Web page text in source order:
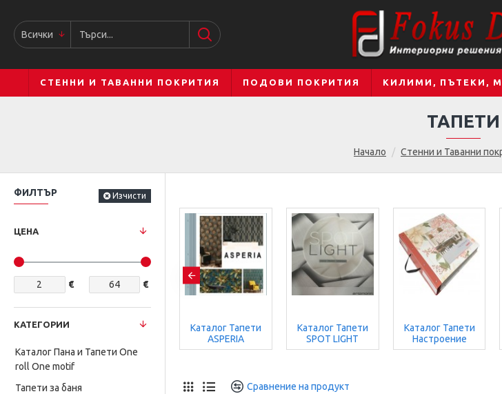
Всички
СТЕННИ И ТАВАННИ ПОКРИТИЯ ПОДОВИ ПОКРИТИЯ КИЛИМИ, ПЪТЕКИ,
Начало Стенни и Таванни
ТАПЕТИ
ФИЛТЪР Изчисти
ЦЕНА
€ €
КАТЕГОРИИ
Каталог Пана и Тапети One
roll One motif
Тапети за баня
Тапети
Каталог Тапети
ASPERIA
Каталог Тапети
SPOT LIGHT
Каталог Тапети
Настроение
Сравнение на продукт